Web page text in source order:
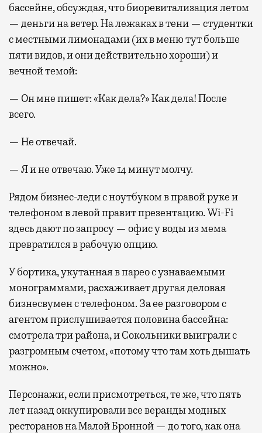
бассейне, обсуждая, что биоревитализация летом
— деньги на ветер. На лежаках в тени — студентки
с местными лимонадами (их в меню тут больше
пяти видов, и они действительно хороши) и
вечной темой:
— Он мне пишет: «Как дела?» Как дела! После
всего.
— Не отвечай.
— Я и не отвечаю. Уже 14 минут молчу.
Рядом бизнес-леди с ноутбуком в правой руке и
телефоном в левой правит презентацию. Wi-Fi
здесь дают по запросу — офис у воды из мема
превратился в рабочую опцию.
У бортика, укутанная в парео с узнаваемыми
монограммами, расхаживает другая деловая
бизнесвумен с телефоном. За ее разговором с
агентом прислушивается половина бассейна:
смотрела три района, и Сокольники выиграли с
разгромным счетом, «потому что там хоть дышать
можно».
Персонажи, если присмотреться, те же, что пять
лет назад оккупировали все веранды модных
ресторанов на Малой Бронной — до того, как она